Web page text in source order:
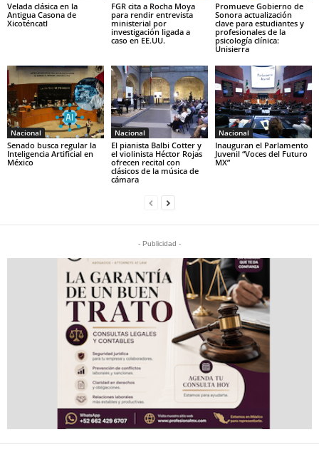
Velada clásica en la
Antigua Casona de
Xicoténcatl
FGR cita a Rocha Moya
para rendir entrevista
ministerial por
investigación ligada a
caso en EE.UU.
Promueve Gobierno de
Sonora actualización
clave para estudiantes y
profesionales de la
psicología clínica:
Unisierra
Nacional
Senado busca regular la
Inteligencia Artificial en
México
Nacional
El pianista Balbi Cotter y
el violinista Héctor Rojas
ofrecen recital con
clásicos de la música de
cámara
Nacional
Inauguran el Parlamento
Juvenil “Voces del Futuro
MX”
- Publicidad -